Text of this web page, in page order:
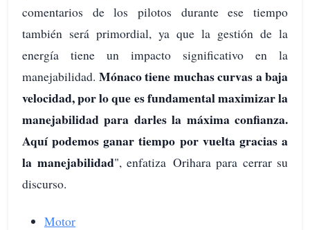
comentarios de los pilotos durante ese tiempo
también será primordial, ya que la gestión de la
energía tiene un impacto significativo en la
manejabilidad. Mónaco tiene muchas curvas a baja
velocidad, por lo que es fundamental maximizar la
manejabilidad para darles la máxima confianza.
Aquí podemos ganar tiempo por vuelta gracias a
la manejabilidad", enfatiza Orihara para cerrar su
discurso.
Motor